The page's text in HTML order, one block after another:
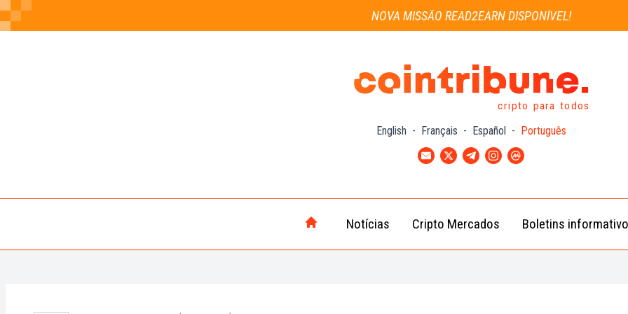
NOVA MISSÃO READ2EARN DISPONÍVEL!
cripto para todos
English - Français - Español - Português
Notícias
Notícias
Cripto
Cripto Mercados
(BTC)
Boletins